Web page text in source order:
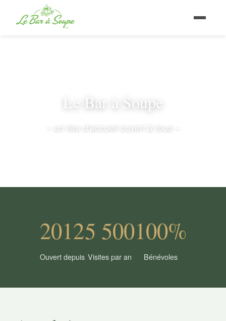
Le Bar à Soupe
– un lieu d'accueil ouvert à tous –
2012
Ouvert depuis
5 500
Visites par an
100%
Bénévoles